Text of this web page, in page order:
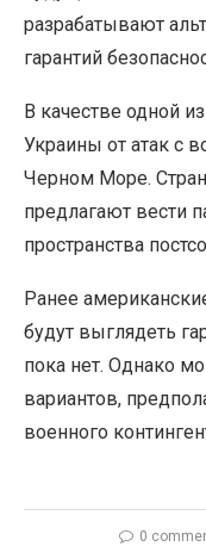
разрабатывают
гарантий
В качестве одной
Украины от атак с
Черном Море.
предлагают вести
пространства
Ранее
будут выглядеть
пока нет. Однако
вариантов,
военного
0